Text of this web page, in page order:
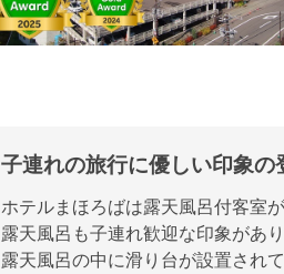
子連れの旅行に優しい印象の
ホテルまほろばは露天風呂付客室
露天風呂も子連れ歓迎な印象があ
露天風呂の中に滑り台が設置され